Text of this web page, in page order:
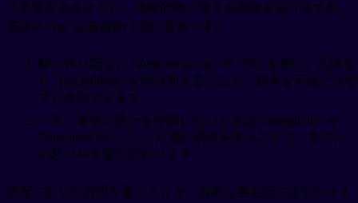
う言葉があるように、比較的軽く使える場面もありますが、
英語の "lie" は直接的で強い言葉です。
軽い作り話なら "make things up" や "fib" を使い、冗談な
ら "just kidding" を付け加えることで、相手を不快にさせ
ずに会話できます。
一方、本当に誰かを非難したいときは "outright lie" や
"barefaced lie" といった強い表現を使うことで、あなた
の怒りや失望が伝わります。
状況に応じた表現を選ぶことが、自然な英会話には欠かせま